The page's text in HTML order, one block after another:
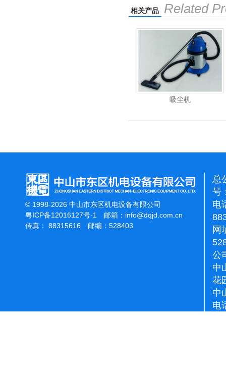
相关产品 Related
电动高压清洗机
© 1998-2026 中山市东区机电设备有限公司
粤ICP备12016127号-1
邮箱： info@dqjd.com.cn
传真： 88315616 邮编：528403
总
号
电
网
公
中
花
中
电